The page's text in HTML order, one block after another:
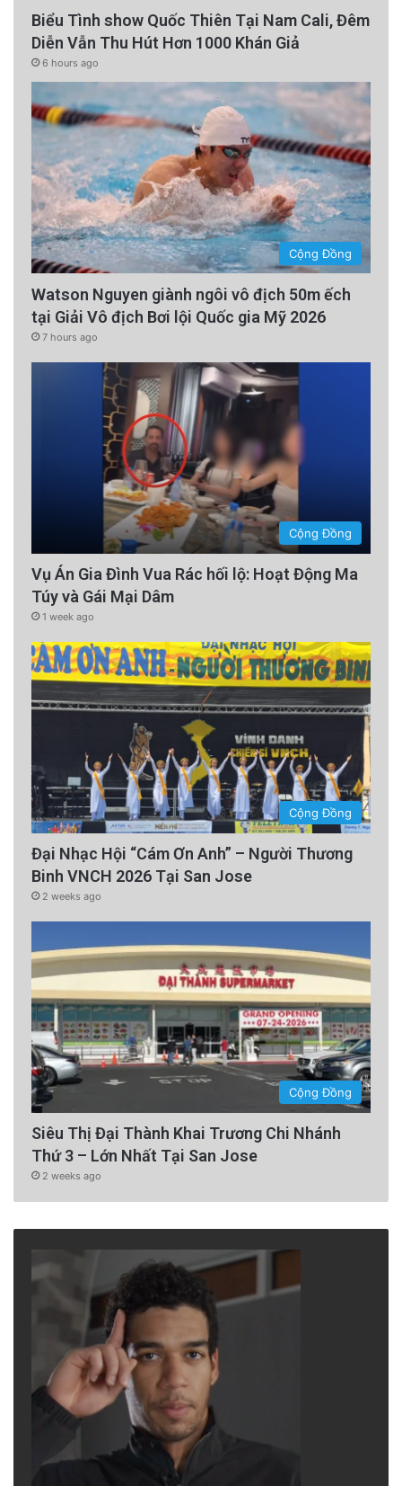
Biểu Tình show Quốc Thiên Tại Nam Cali, Đêm
Diễn Vẫn Thu Hút Hơn 1000 Khán Giả
6 hours ago
Cộng Đồng
Watson Nguyen giành ngôi vô địch 50m ếch
tại Giải Vô địch Bơi lội Quốc gia Mỹ 2026
7 hours ago
Cộng Đồng
Vụ Án Gia Đình Vua Rác hối lộ: Hoạt Động Ma
Túy và Gái Mại Dâm
1 week ago
Cộng Đồng
Đại Nhạc Hội “Cám Ơn Anh” – Người Thương
Binh VNCH 2026 Tại San Jose
2 weeks ago
Cộng Đồng
Siêu Thị Đại Thành Khai Trương Chi Nhánh
Thứ 3 – Lớn Nhất Tại San Jose
2 weeks ago